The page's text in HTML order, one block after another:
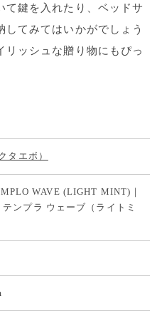
て鍵を入れたり、ベッドサ
てみてはいかがでしょう
リッシュな贈り物にもぴっ
タエボ）
WAVE (LIGHT MINT)｜
ンプラ ウェーブ（ライトミ